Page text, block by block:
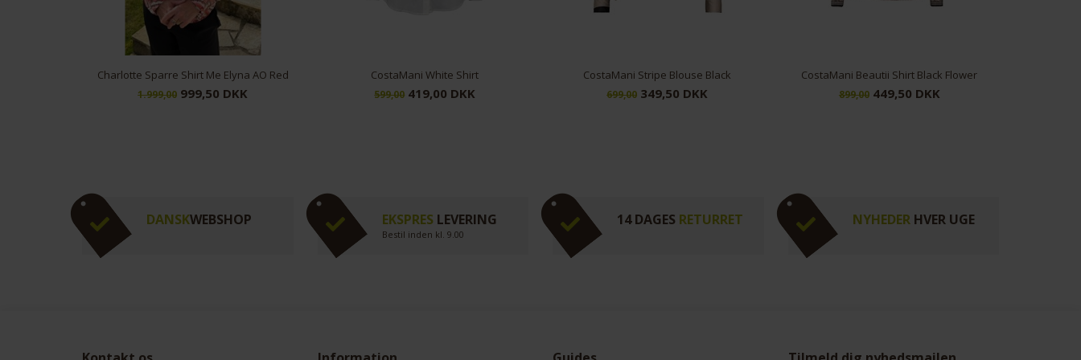
CostaMani White Shirt
599,00419,00 DKK
CostaMani Stripe Blouse Black
699,00 349,50 DKK
CostaMani Beautii Shirt Black Flower
899,00449,50 DKK
CostaMani Mille Blouse Army
499,00299,50 DKK
DANSKWEBSHOP EKSPRES LEVERING
Bestil inden kl. 9.00
14 DAGES RETURRET NYHEDERHVER UGE